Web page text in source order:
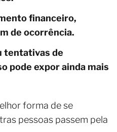
financeiro,
de ocorrência.
tentativas de
pode expor ainda mais
forma de se
pessoas passem pela